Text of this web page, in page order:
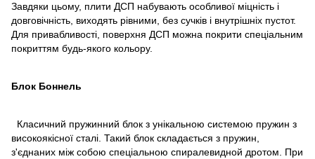
Завдяки цьому, плити ДСП набувають особливої ​​міцність і
довговічність, виходять рівними, без сучків і внутрішніх пустот.
Для привабливості, поверхня ДСП можна покрити спеціальним
покриттям будь-якого кольору.
Блок Боннель
Класичний пружинний блок з унікальною системою пружин з
високоякісної сталі. Такий блок складається з пружин,
з'єднаних між собою спеціальною спиралевидной дротом. При